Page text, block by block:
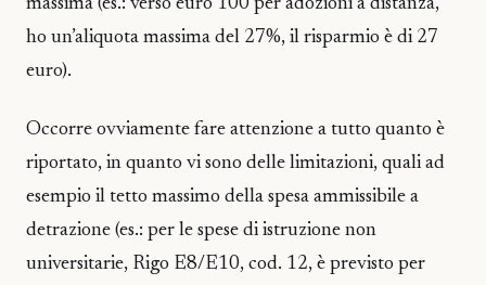
massima (es.: verso euro 100 per adozioni a distanza,
ho un’aliquota massima del 27%, il risparmio è di 27
euro).
Occorre ovviamente fare attenzione a tutto quanto è
riportato, in quanto vi sono delle limitazioni, quali ad
esempio il tetto massimo della spesa ammissibile a
detrazione (es.: per le spese di istruzione non
universitarie, Rigo E8/E10, cod. 12, è previsto per